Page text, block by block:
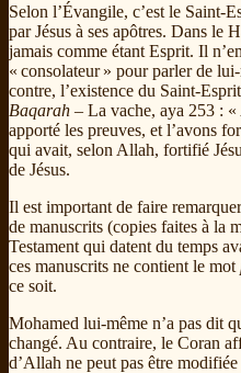
Selon l’Évangile, c’est le Saint-
par Jésus à ses apôtres. Dans le
jamais comme étant Esprit. Il
« consolateur » pour parler de
contre, l’existence du Saint-
Baqarah – La vache, aya 253 :
apporté les preuves, et l’avons
qui avait, selon Allah, fortifié
de Jésus.
Il est important de faire
de manuscrits (copies faites à la
Testament qui datent du temps
ces manuscrits ne contient le mot
ce soit.
Mohamed lui-même n’a pas dit
changé. Au contraire, le Coran
d’Allah ne peut pas être modifiée